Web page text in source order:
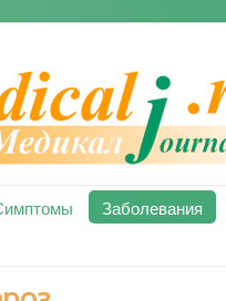
Заболевания